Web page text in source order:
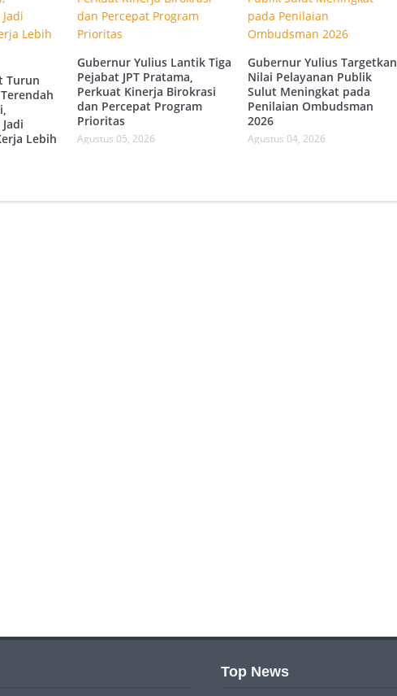
Turun
Lebih
Gubernur Yulius Lantik Tiga
Pejabat JPT Pratama,
Perkuat Kinerja Birokrasi
dan Percepat Program
Prioritas
Agustus 05, 2026
Gubernur Yulius Targetkan
Nilai Pelayanan Publik
Sulut Meningkat pada
Penilaian Ombudsman
2026
Agustus 04, 2026
Top News